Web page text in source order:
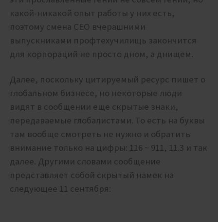
какой-никакой опыт работы у них есть,
поэтому смена CEO вчерашними
выпускниками профтехучилищь закончится
для корпораций не просто дном, а днищем.
Далее, поскольку цитируемый ресурс пишет о
глобальном бизнесе, но некоторые люди
видят в сообщении еще скрытые знаки,
передаваемые глобалистами. То есть на буквы
там вообще смотреть не нужно и обратить
внимание только на цифры: 116 ~ 911, 11.3 и так
далее. Другими словами сообщение
представляет собой скрытый намек на
следующее 11 сентября: